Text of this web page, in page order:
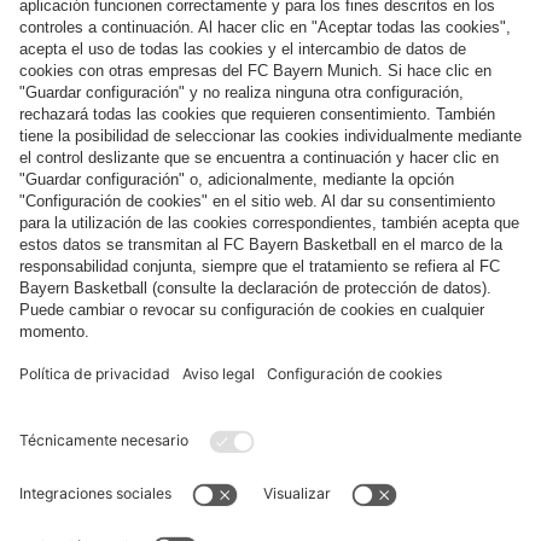
Síguenos
Pago y entrega
FC Bayern Store App